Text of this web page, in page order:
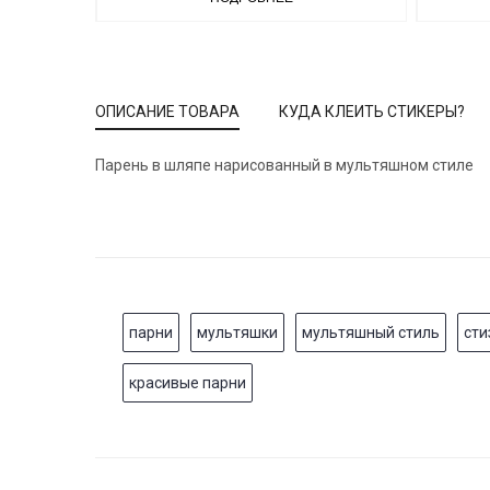
ОПИСАНИЕ ТОВАРА КУДА КЛЕИТЬ СТИКЕРЫ?
Парень в шляпе нарисованный в мультяшном стиле
парни мультяшки мультяшный стиль
красивые парни